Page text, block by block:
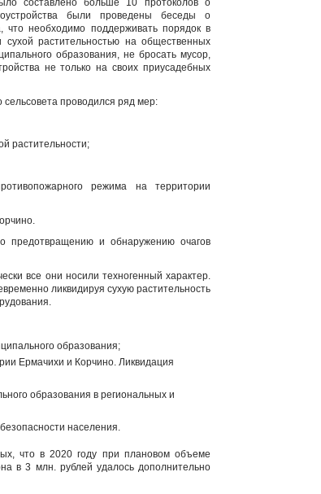
были проведены беседы о
что необходимо поддерживать порядок в
растительностью на общественных
образования, не бросать мусор,
не только на своих приусадебных
сельсовета проводился ряд мер:
растительности;
режима на территории
предотвращению и обнаружению очагов
все они носили техногенный характер.
ликвидируя сухую растительность
образования;
Ермачихи и Корчино. Ликвидация
образования в региональных и
населения.
что в 2020 году при плановом объеме
в 3 млн. рублей удалось дополнительно